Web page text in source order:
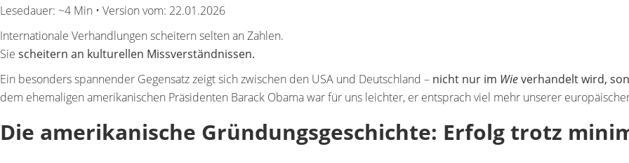
Lesedauer: ~4 Min • Version vom: 22.01.2026
Internationale Verhandlungen scheitern selten an Zahlen.
Sie scheitern an kulturellen Missverständnissen.
Ein besonders spannender Gegensatz zeigt sich zwischen den USA und Deutschland – nicht nur im Wieverhandelt wird,
dem ehemaligen amerikanischen Präsidenten Barack Obama war für uns leichter, er entsprach viel mehr unserer
Die amerikanische Gründungsgeschichte: Erfolg trotz